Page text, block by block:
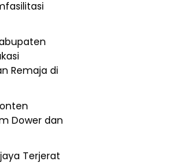
Remaja di
Dower dan
Terjerat